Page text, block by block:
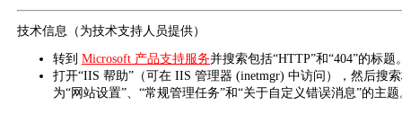
技术信息（为技术支持人员提供）
转到 Microsoft 产品支持服务并搜索包括“HTTP”和“404”的标题
打开“IIS 帮助”（可在 IIS 管理器 (inetmgr) 中访问），然后搜
为“网站设置”、“常规管理任务”和“关于自定义错误消息”的主题